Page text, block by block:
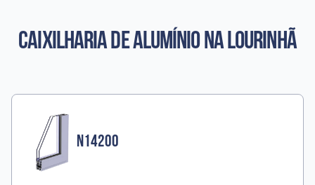
Caixilharia de Alumíniona Lourinhã
N14200